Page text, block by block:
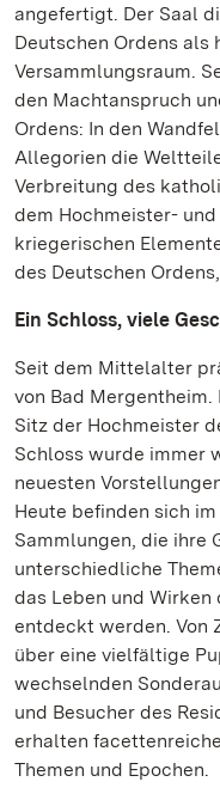
angefertigt. Der Saal
Deutschen Ordens
Versammlungsraum.
den Machtanspruch
Ordens: In den
Allegorien die
Verbreitung des
dem Hochmeister-
kriegerischen
des Deutschen
Ein Schloss, viele
Seit dem Mittelalter
von Bad
Sitz der Hochmeister
Schloss wurde immer
neuesten
Heute befinden sich
Sammlungen, die ihre
unterschiedliche
das Leben und
entdeckt werden. Von
über eine vielfältige
wechselnden
und Besucher des
erhalten
Themen und Epochen.